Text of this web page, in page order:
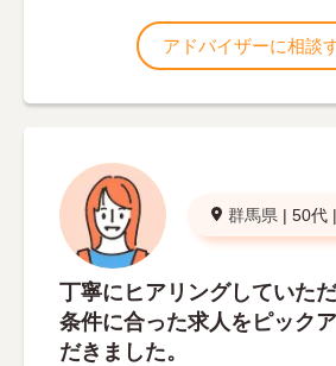
アドバイザーに相談
群馬県 | 50代 |
丁寧にヒアリングしていた
条件に合った求人をピック
だきました。